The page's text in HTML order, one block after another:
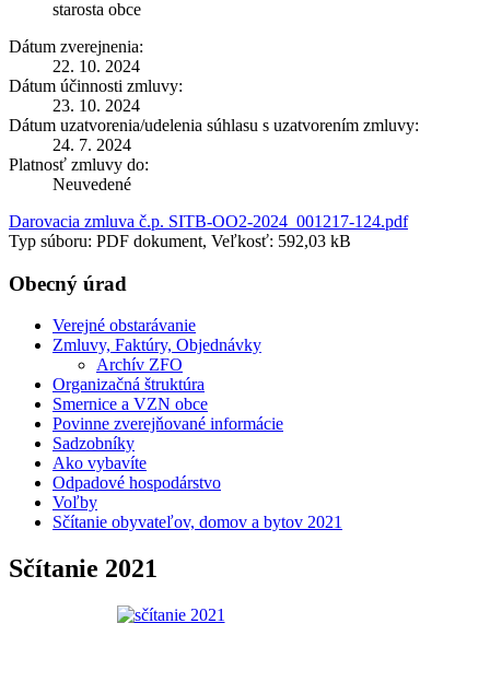
starosta obce
Dátum zverejnenia:
22. 10. 2024
Dátum účinnosti zmluvy:
23. 10. 2024
Dátum uzatvorenia/udelenia súhlasu s uzatvorením zmluvy:
24. 7. 2024
Platnosť zmluvy do:
Neuvedené
Darovacia zmluva č.p. SITB-OO2-2024_001217-124.pdf
Typ súboru: PDF dokument, Veľkosť: 592,03 kB
Obecný úrad
Verejné obstarávanie
Zmluvy, Faktúry, Objednávky
Archív ZFO
Organizačná štruktúra
Smernice a VZN obce
Povinne zverejňované informácie
Sadzobníky
Ako vybavíte
Odpadové hospodárstvo
Voľby
Sčítanie obyvateľov, domov a bytov 2021
Sčítanie 2021